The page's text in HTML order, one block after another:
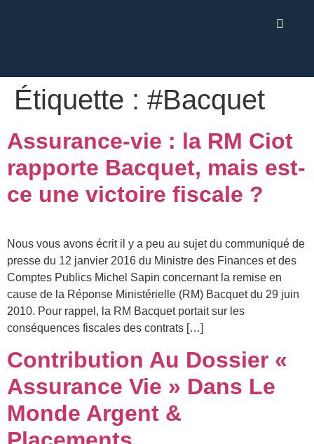
Étiquette : #Bacquet
Assurance-vie : la RM Ciot
rapporte Bacquet, mais est-
ce une victoire fiscale ?
Nous vous avons écrit il y a peu au sujet du communiqué de
presse du 12 janvier 2016 du Ministre des Finances et des
Comptes Publics Michel Sapin concernant la remise en
cause de la Réponse Ministérielle (RM) Bacquet du 29 juin
2010. Pour rappel, la RM Bacquet portait sur les
conséquences fiscales des contrats […]
Contribution Au Dossier «
Assurance Vie » Dans Le
Monde Argent &